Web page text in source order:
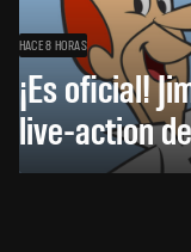
HACE 8 HORAS
¡Es oficial!
live-action